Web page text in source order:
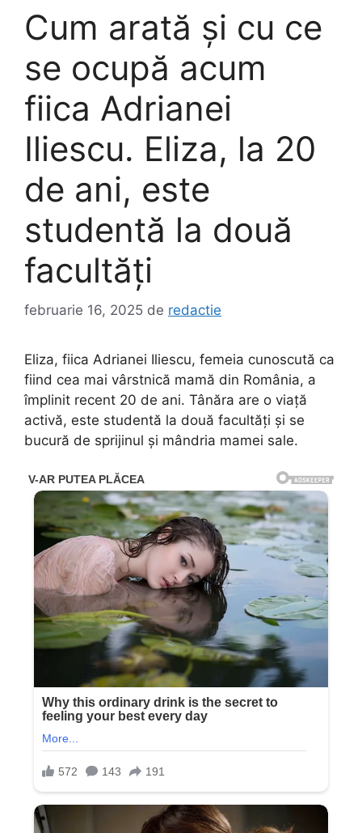
Cum arată și cu ce
se ocupă acum
fiica Adrianei
Iliescu. Eliza, la 20
de ani, este
studentă la două
facultăți
februarie 16, 2025 de redactie
Eliza, fiica Adrianei Iliescu, femeia cunoscută ca
fiind cea mai vârstnică mamă din România, a
împlinit recent 20 de ani. Tânăra are o viață
activă, este studentă la două facultăți și se
bucură de sprijinul și mândria mamei sale.